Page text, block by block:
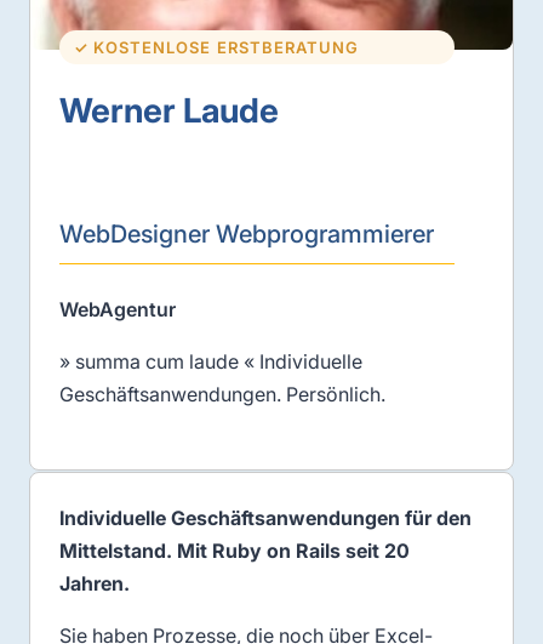
✓ KOSTENLOSE ERSTBERATUNG
Werner Laude
WebDesigner Webprogrammierer
WebAgentur
» summa cum laude « Individuelle
Geschäftsanwendungen. Persönlich.
Individuelle Geschäftsanwendungen für den
Mittelstand. Mit Ruby on Rails seit 20
Jahren.
Sie haben Prozesse, die noch über Excel-